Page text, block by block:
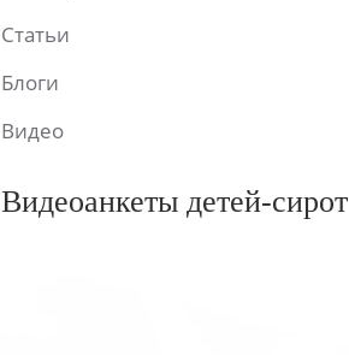
Статьи
Блоги
Видео
Видеоанкеты детей-сирот